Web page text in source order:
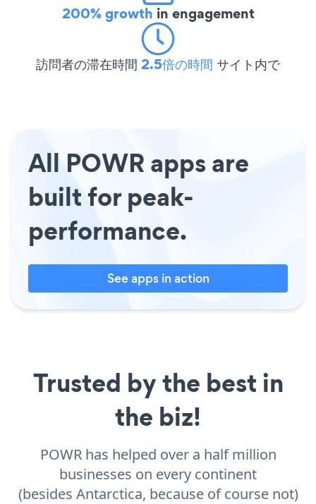
200% growth in engagement
訪問者の滞在時間 2.5倍の時間 サイト内で
All POWR apps are
built for peak-
performance.
See apps in action
Trusted by the best in
the biz!
POWR has helped over a half million
businesses on every continent
(besides Antarctica, because of course not)